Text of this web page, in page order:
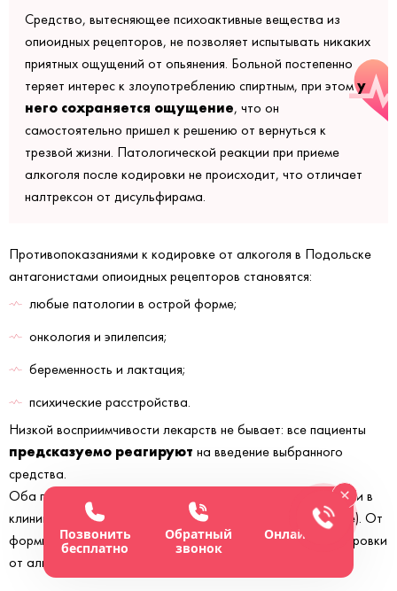
Средство, вытесняющее психоактивные вещества из
опиоидных рецепторов, не позволяет испытывать никаких
приятных ощущений от опьянения. Больной постепенно
теряет интерес к злоупотреблению спиртным, при этому
него сохраняется ощущение, что он
самостоятельно пришел к решению от вернуться к
трезвой жизни. Патологической реакции при приеме
алкоголя после кодировки не происходит, что отличает
налтрексон от дисульфирама.
Противопоказаниями к кодировке от алкоголя в Подольске
антагонистами опиоидных рецепторов становятся:
любые патологии в острой форме;
онкология и эпилепсия;
беременность и лактация;
психические расстройства.
Низкой восприимчивости лекарств не бывает: все пациенты
предсказуемо реагируют на введение выбранного
средства.
Оба препарата могут вводиться инъекционно (на дому или в
клинике) или в виде подкожной капсулы (только в клинике). От
формы лекарства зависит срок его действия и цена кодировки
от алкоголизма.
Позвонить
бесплатно
Обратный
звонок
Онлайн-чат